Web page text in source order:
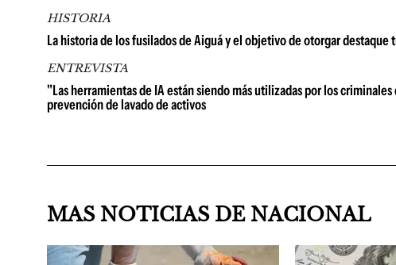
HISTORIA
La historia de los fusilados de Aiguá y el objetivo de otorgar
ENTREVISTA
"Las herramientas de IA están siendo más utilizadas por los
prevención de lavado de activos
MAS NOTICIAS DE NACIONAL